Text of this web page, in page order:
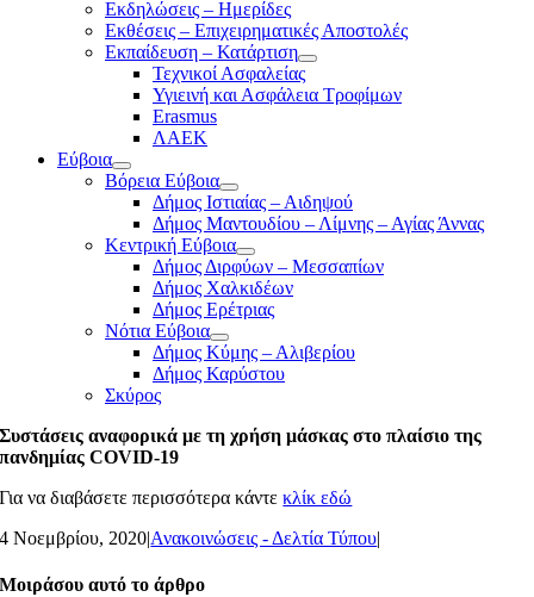
Εκδηλώσεις – Ημερίδες
Εκθέσεις – Επιχειρηματικές Αποστολές
Εκπαίδευση – Κατάρτιση
Τεχνικοί Ασφαλείας
Υγιεινή και Ασφάλεια Τροφίμων
Erasmus
ΛΑΕΚ
Εύβοια
Βόρεια Εύβοια
Δήμος Ιστιαίας – Αιδηψού
Δήμος Μαντουδίου – Λίμνης – Αγίας Άννας
Κεντρική Εύβοια
Δήμος Διρφύων – Μεσσαπίων
Δήμος Χαλκιδέων
Δήμος Ερέτριας
Νότια Εύβοια
Δήμος Κύμης – Αλιβερίου
Δήμος Καρύστου
Σκύρος
Συστάσεις αναφορικά με τη χρήση μάσκας στο πλαίσιο της
πανδημίας COVID-19
Για να διαβάσετε περισσότερα κάντεκλίκ εδώ
4 Νοεμβρίου, 2020|Ανακοινώσεις - Δελτία Τύπου|
Μοιράσου αυτό το άρθρο